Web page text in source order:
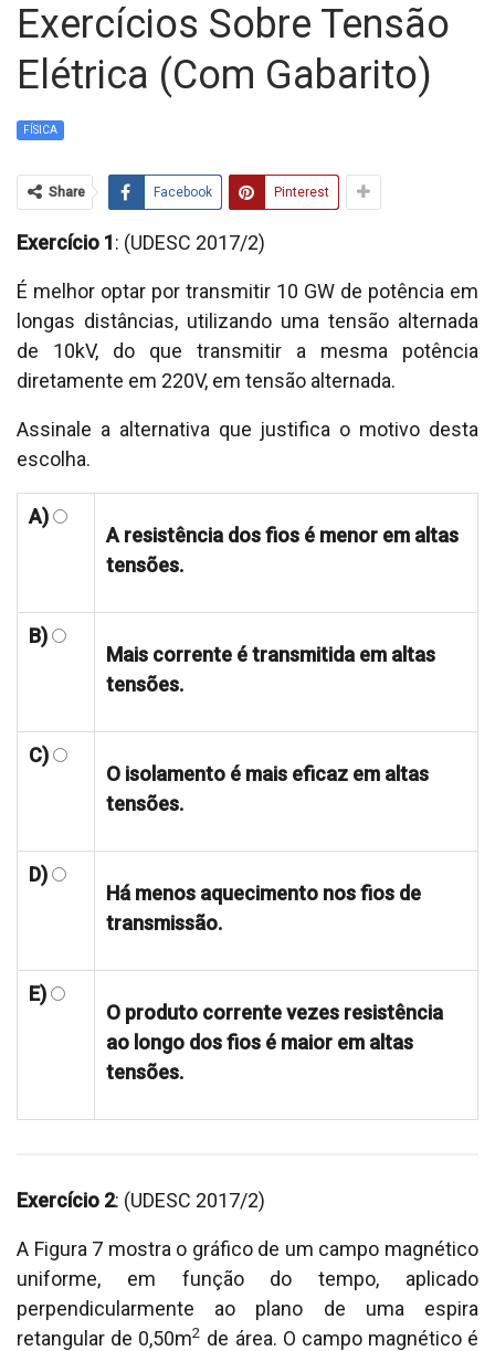
Exercícios Sobre Tensão
Elétrica (com Gabarito)
FÍSICA
Share Facebook Pinterest
Exercício 1: (UDESC 2017/2)
É melhor optar por transmitir 10 GW de potência em
longas distâncias, utilizando uma tensão alternada
de 10kV, do que transmitir a mesma potência
diretamente em 220V, em tensão alternada.
Assinale a alternativa que justifica o motivo desta
escolha.
A)
A resistência dos fios é menor em altas
tensões.
B)
Mais corrente é transmitida em altas
tensões.
C)
O isolamento é mais eficaz em altas
tensões.
D)
Há menos aquecimento nos fios de
transmissão.
E)
O produto corrente vezes resistência
ao longo dos fios é maior em altas
tensões.
Exercício 2: (UDESC 2017/2)
A Figura 7 mostra o gráfico de um campo magnético
uniforme, em função do tempo, aplicado
perpendicularmente ao plano de uma espira
retangular de 0,50m2 de área. O campo magnético é